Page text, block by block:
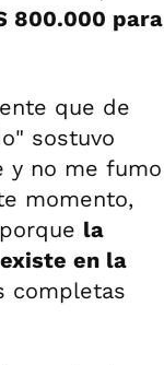
800.000 para
que de
sostuvo
y no me fumo
momento,
la
en la
completas